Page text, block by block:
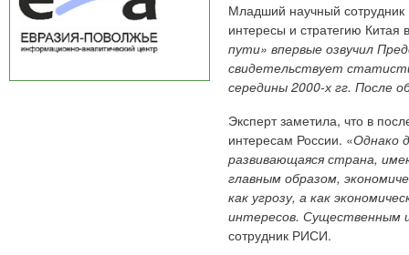
Младший научный
интересы и стратегию Китая
пути» впервые озвучил
свидетельствует
середины 2000-х гг. После
Эксперт заметила, что в
интересам России. «Однако
развивающаяся страна,
главным образом,
как угрозу, а как
интересов. Существенным
сотрудник РИСИ.